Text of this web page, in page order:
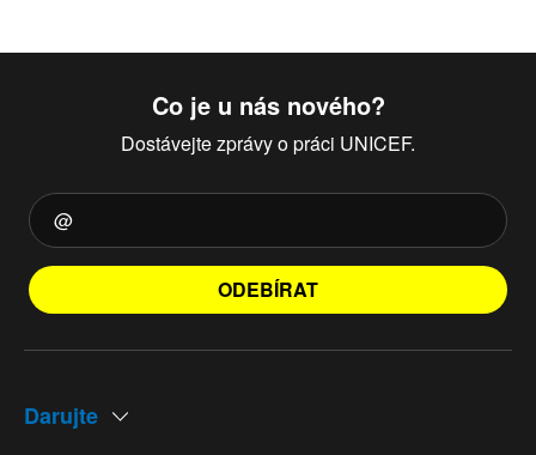
Co je u nás nového?
Dostávejte zprávy o práci UNICEF.
ODEBÍRAT
Darujte